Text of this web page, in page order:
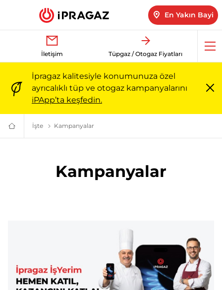
En Yakın Bayi
İletişim Tüpgaz / Otogaz Fiyatları
İpragaz kalitesiyle konumunuza özel
ayrıcalıklı tüp ve otogaz kampanyalarını
iPApp’ta keşfedin.
Türkiye’nin
Güvenilir
İşte İpragaz İşte İle Tüm Sektörlere Enerji | İpragaz
Kampanyalar
Kampanyalar